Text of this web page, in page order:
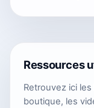
Ressources
Retrouvez ici
boutique, les